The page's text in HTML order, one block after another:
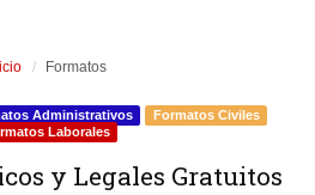
Formatos
Administrativos
Formatos Civiles
Laborales
y Legales Gratuitos